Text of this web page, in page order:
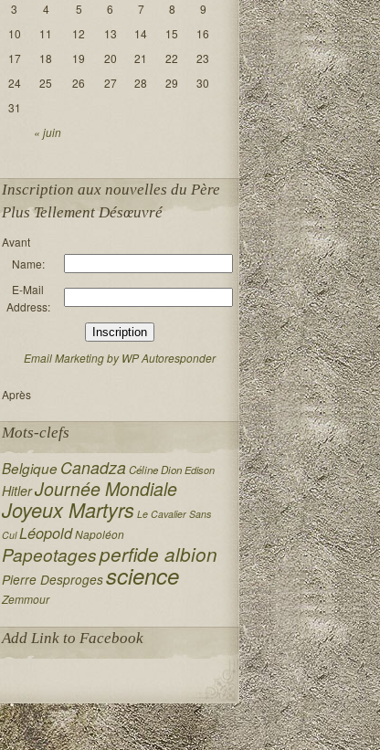
« juin
3
4 5 6 7 8
9
10
11 12 13 14 15
16
17
18 19 20 21 22
23
24
25 26 27 28 29
30
31
Inscription aux nouvelles du Père
Plus Tellement Désœuvré
Avant
Name:
E-Mail
Address:
Email Marketing by WP Autoresponder
Après
Mots-clefs
Belgique Canadza Céline Dion Edison
HitlerJournée Mondiale
Joyeux Martyrs Le Cavalier Sans
Cul Léopold Napoléon
Papeotagesperfide albion
Pierre Desprogesscience
Zemmour
Add Link to Facebook